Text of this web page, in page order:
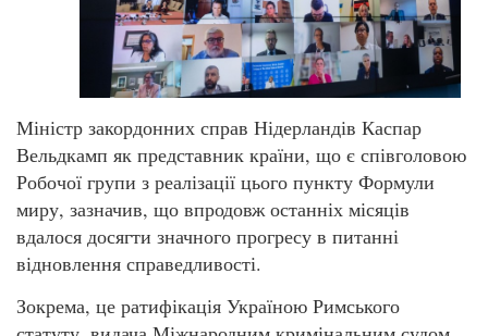
Міністр закордонних справ Нідерландів Каспар
Вельдкамп як представник країни, що є співголовою
Робочої групи з реалізації цього пункту Формули
миру, зазначив, що впродовж останніх місяців
вдалося досягти значного прогресу в питанні
відновлення справедливості.
Зокрема, це ратифікація Україною Римського